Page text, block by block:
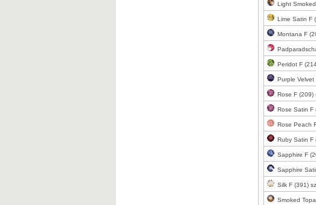
Light
Lime Satin F
Montana F
Peridot F
Purple Velvet
Rose F (209)
Rose Satin F
Rose Peach
Ruby Satin F
Sapphire F
Sapphire
Silk F (391)
Smoked